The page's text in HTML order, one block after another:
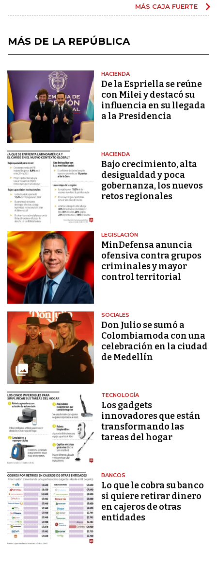
MÁS CAJA FUERTE
MÁS DE LA REPÚBLICA
HACIENDA
De la Espriella se reúne
con Milei y destacó su
influencia en su llegada
a la Presidencia
HACIENDA
Bajo crecimiento, alta
desigualdad y poca
gobernanza, los nuevos
retos regionales
LEGISLACIÓN
MinDefensa anuncia
ofensiva contra grupos
criminales y mayor
control territorial
SOCIALES
Don Julio se sumó a
Colombiamoda con una
celebración en la ciudad
de Medellín
TECNOLOGÍA
Los gadgets
innovadores que están
transformando las
tareas del hogar
BANCOS
Lo que le cobra su banco
si quiere retirar dinero
en cajeros de otras
entidades